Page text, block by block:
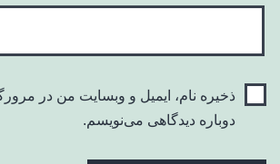
ذخیره نام، ایمیل و وبسایت من در
دوباره دیدگاهی می‌نویسم.